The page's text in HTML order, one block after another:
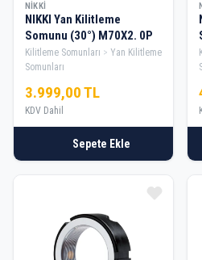
NIKKI
NIKKI Yan Kilitleme
Somunu (30°) M70X2. 0P
Kilitleme Somunları
Yan Kilitleme
Somunları
3.999,00 TL
KDV Dahil
Sepete Ekle